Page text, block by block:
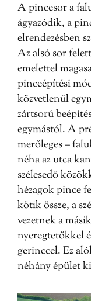
A pincesor a
ágyazódik, a
elrendezésben
Az alsó sor
emelettel
pinceépítési
közvetlenül
zártsorú
egymástól. A
merőleges –
néha az utca
szélesedő
hézagok pince
kötik össze, a
vezetnek a
nyeregtetőkkel
gerinccel. Ez
néhány épület